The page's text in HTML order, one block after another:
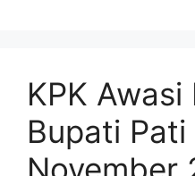
KPK Awasi
Bupati Pati